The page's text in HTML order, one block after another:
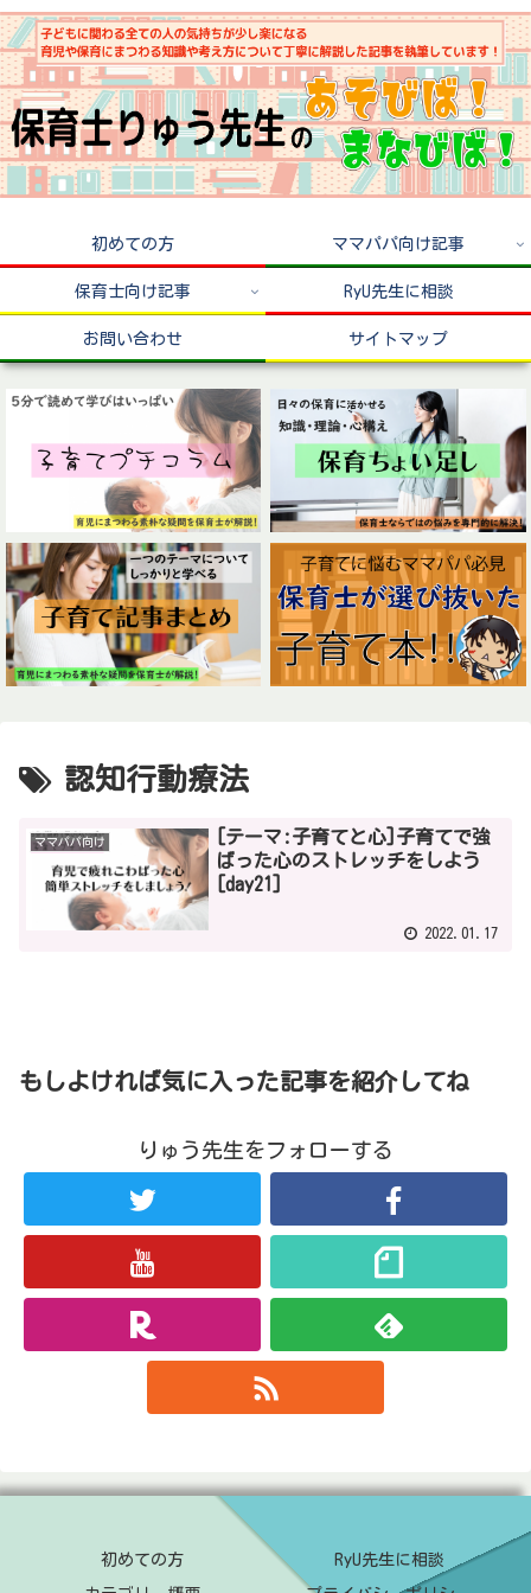
初めての方 ママパパ向け記事
保育士向け記事 RyU先生に相談
お問い合わせ サイトマップ
認知行動療法
ママパパ向け
[テーマ:子育てと心]子育てで強
ばった心のストレッチをしよう
[day21]
2022.01.17
もしよければ気に入った記事を紹介してね
りゅう先生をフォローする
初めての方 RyU先生に相談